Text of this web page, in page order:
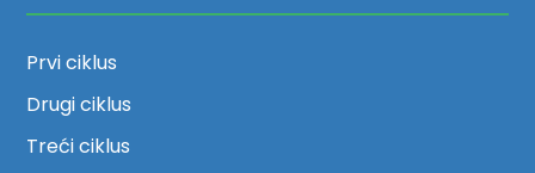
Prvi ciklus
Drugi ciklus
Treći ciklus